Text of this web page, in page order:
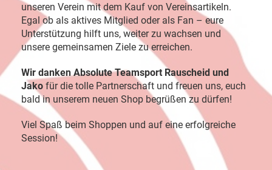
unseren Verein mit dem Kauf von Vereinsartikeln.
Egal ob als aktives Mitglied oder als Fan – eure
Unterstützung hilft uns, weiter zu wachsen und
unsere gemeinsamen Ziele zu erreichen.
Wir danken Absolute Teamsport Rauscheid und
Jako für die tolle Partnerschaft und freuen uns, euch
bald in unserem neuen Shop begrüßen zu dürfen!
Viel Spaß beim Shoppen und auf eine erfolgreiche
Session!